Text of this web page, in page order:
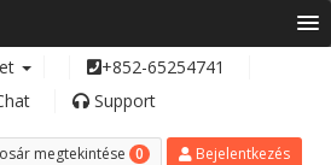
+852-65254741
Support
megtekintése 0 Bejelentkezés